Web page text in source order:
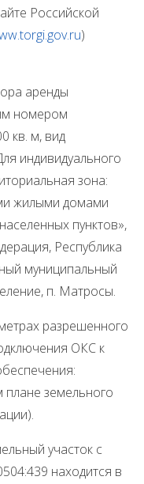
Российской
torgi.gov.ru)
аренды
номером
кв. м, вид
индивидуального
зона:
жилыми домами
пунктов»,
Республика
муниципальный
п. Матросы.
разрешенного
ОКС к
плане земельного
участок с
находится в